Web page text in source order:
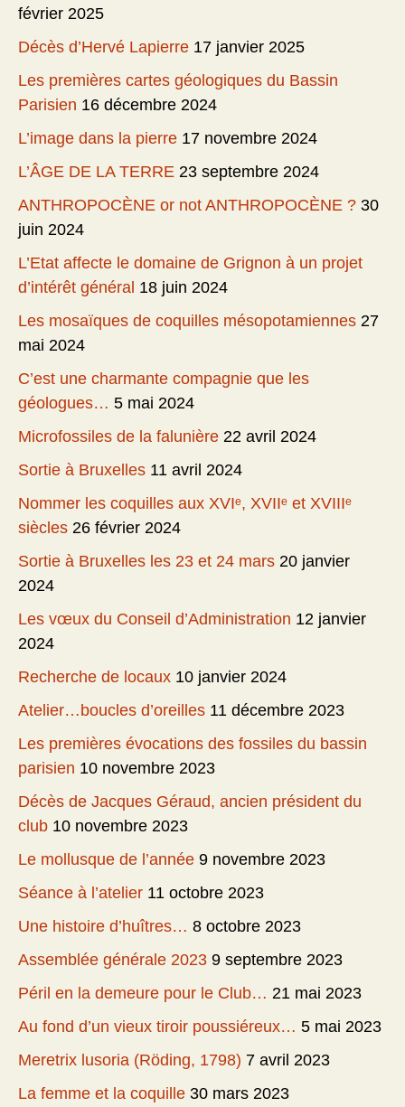
février 2025
Décès d’Hervé Lapierre 17 janvier 2025
Les premières cartes géologiques du Bassin
Parisien 16 décembre 2024
L’image dans la pierre 17 novembre 2024
L’ÂGE DE LA TERRE 23 septembre 2024
ANTHROPOCÈNE or not ANTHROPOCÈNE ? 30
juin 2024
L’Etat affecte le domaine de Grignon à un projet
d’intérêt général 18 juin 2024
Les mosaïques de coquilles mésopotamiennes 27
mai 2024
C’est une charmante compagnie que les
géologues… 5 mai 2024
Microfossiles de la falunière 22 avril 2024
Sortie à Bruxelles 11 avril 2024
Nommer les coquilles aux XVIᵉ, XVIIᵉ et XVIIIᵉ
siècles 26 février 2024
Sortie à Bruxelles les 23 et 24 mars 20 janvier
2024
Les vœux du Conseil d’Administration 12 janvier
2024
Recherche de locaux 10 janvier 2024
Atelier…boucles d’oreilles 11 décembre 2023
Les premières évocations des fossiles du bassin
parisien 10 novembre 2023
Décès de Jacques Géraud, ancien président du
club 10 novembre 2023
Le mollusque de l’année 9 novembre 2023
Séance à l’atelier 11 octobre 2023
Une histoire d’huîtres… 8 octobre 2023
Assemblée générale 2023 9 septembre 2023
Péril en la demeure pour le Club… 21 mai 2023
Au fond d’un vieux tiroir poussiéreux… 5 mai 2023
Meretrix lusoria (Röding, 1798) 7 avril 2023
La femme et la coquille 30 mars 2023